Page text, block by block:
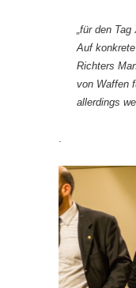
„für den
Auf
Richters
von Waffen
allerdings
.